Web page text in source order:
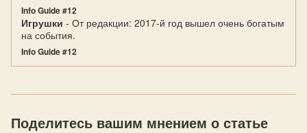
Info Guide #12
Игрушки - От редакции: 2017-й год вышел очень богатым
на события.
Info Guide #12
Поделитесь вашим мнением о статье